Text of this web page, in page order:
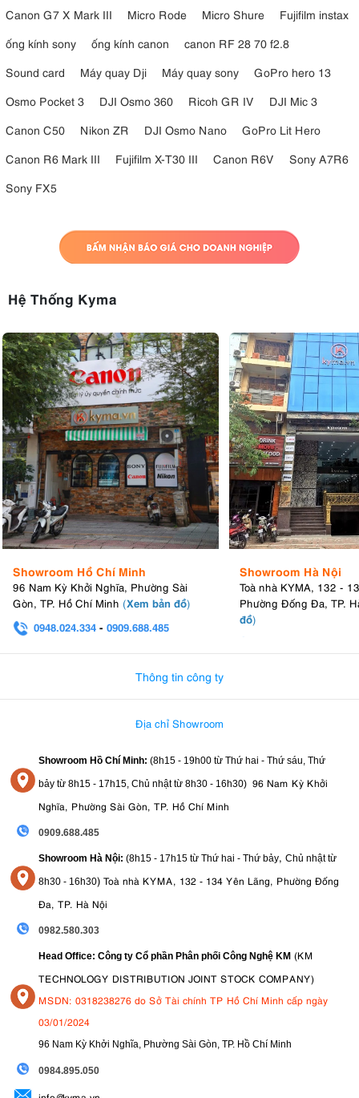
Canon G7 X Mark III
Micro Rode Micro Shure
Fujifilm instax
ống kính sony
ống kính canon
canon RF 28 70 f2.8
Sound card
Máy quay Dji Máy quay sony
GoPro hero 13
Osmo Pocket 3
DJI Osmo 360 Ricoh GR IV
DJI Mic 3
Canon C50
Nikon ZR DJI Osmo Nano
GoPro Lit Hero
Canon R6 Mark III
Fujifilm X-T30 III Canon R6V
Sony A7R6
Sony FX5
Hệ Thống Kyma
Showroom Hồ Chí Minh
96 Nam Kỳ Khởi Nghĩa, Phường Sài
Gòn, TP. Hồ Chí Minh (Xem bản đồ)
0948.024.334 - 0909.688.485
Showroom Hà Nội
Toà nhà KYMA, 132 -
Phường Đống Đa, TP.
đồ)
Thông tin công ty
Địa chỉ Showroom
Showroom Hồ Chí Minh: (8h15 - 19h00 từ Thứ hai - Thứ sáu, Thứ
bảy từ 8h15 - 17h15, Chủ nhật từ 8h30 - 16h30) 96 Nam Kỳ Khởi
Nghĩa, Phường Sài Gòn, TP. Hồ Chí Minh
0909.688.485
Showroom Hà Nội: (8h15 - 17h15 từ Thứ hai - Thứ bảy, Chủ nhật từ
8h30 - 16h30) Toà nhà KYMA, 132 - 134 Yên Lãng, Phường Đống
Đa, TP. Hà Nội
0982.580.303
Head Office: Công ty Cổ phần Phân phối Công Nghệ KM (KM
TECHNOLOGY DISTRIBUTION JOINT STOCK COMPANY)
MSDN: 0318238276 do Sở Tài chính TP Hồ Chí Minh cấp ngày
03/01/2024
96 Nam Kỳ Khởi Nghĩa, Phường Sài Gòn, TP. Hồ Chí Minh
0984.895.050